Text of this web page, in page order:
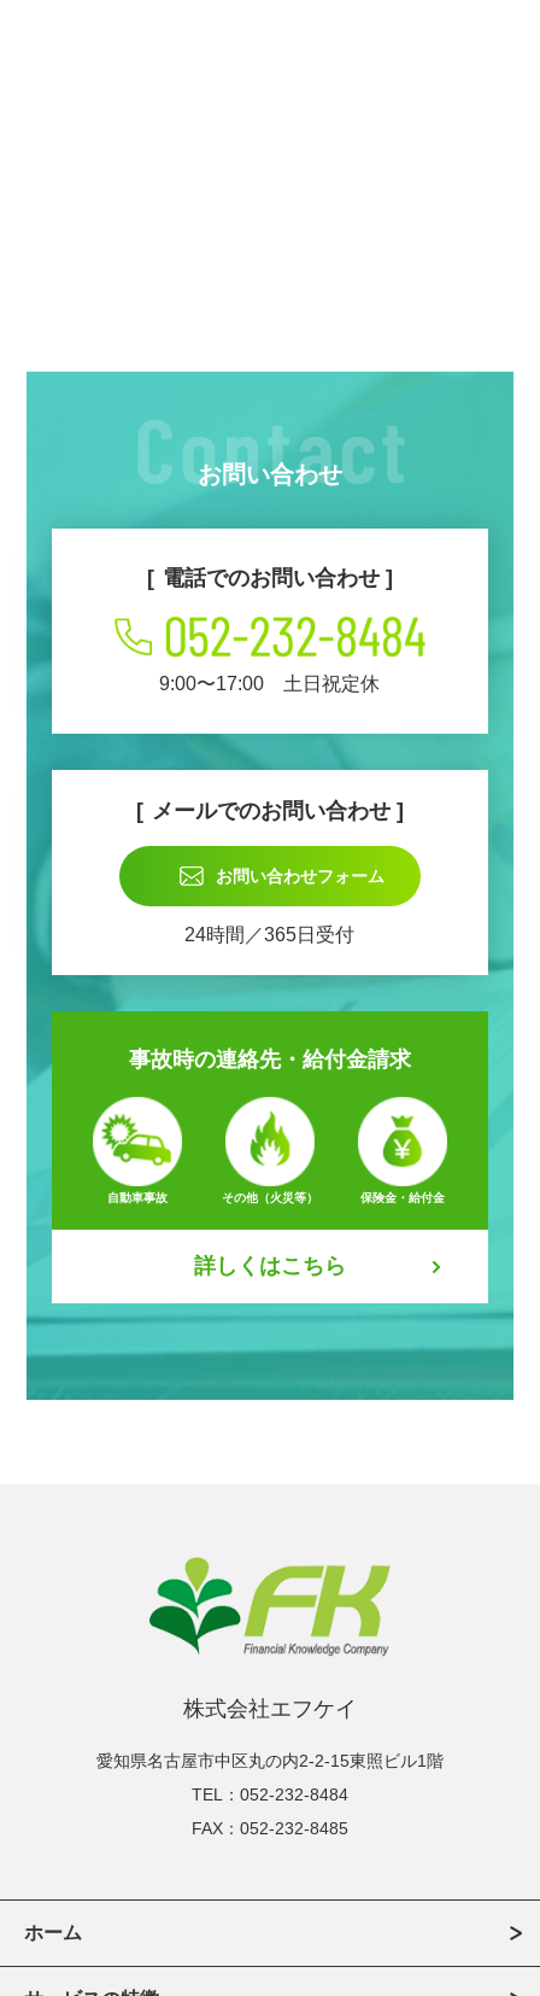
お問い合わせ
電話でのお問い合わせ
9:00〜17:00 土日祝定休
メールでのお問い合わせ
お問い合わせフォーム
24時間／365日受付
事故時の連絡先・給付金請求
自動車事故 その他（火災等） 保険金・給付金
詳しくはこちら
株式会社エフケイ
愛知県名古屋市中区丸の内2-2-15東照ビル1階
TEL：052-232-8484
FAX：052-232-8485
ホーム